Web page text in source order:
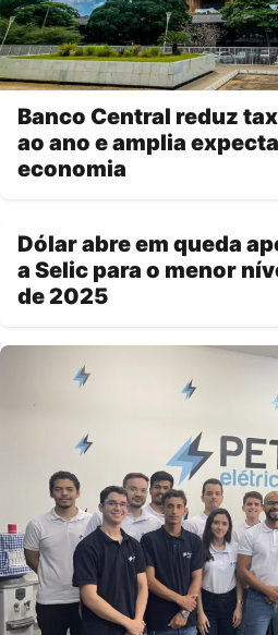
Banco Central reduz
ao ano e amplia
economia
Dólar abre em queda
a Selic para o menor
de 2025